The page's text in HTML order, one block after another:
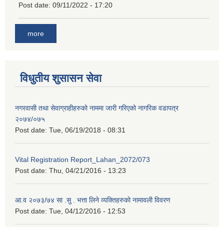
Post date: 09/11/2022 - 17:20
more
विधुतीय शुसासन सेवा
नगरवासी तथा सेवाग्राहीहरुको नाममा जारी गरिएको नागरिक वडापत्र
२०७४/०७५
Post date: Tue, 06/19/2018 - 08:31
Vital Registration Report_Lahan_2072/073
Post date: Thu, 04/21/2016 - 13:23
आ.व २०७३/७४ सा .सु . भत्ता लिने व्यक्तिहरुको नामावली विवरण
Post date: Tue, 04/12/2016 - 12:53